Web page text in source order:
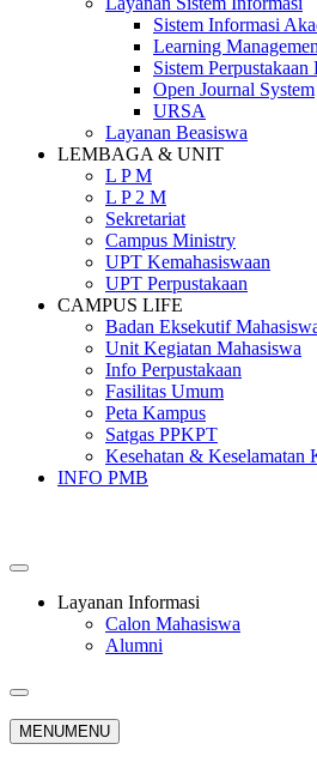
Sistem Informasi
Learning
Sistem Perpustakaan
Open Journal System
URSA
Layanan Beasiswa
LEMBAGA & UNIT
L P M
L P 2 M
Sekretariat
Campus Ministry
UPT Kemahasiswaan
UPT Perpustakaan
CAMPUS LIFE
Badan Eksekutif
Unit Kegiatan Mahasiswa
Info Perpustakaan
Fasilitas Umum
Peta Kampus
Satgas PPKPT
Kesehatan & Keselamatan
INFO PMB
Layanan Informasi
Calon Mahasiswa
Alumni
MENUMENU